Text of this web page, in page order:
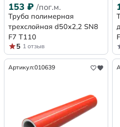
153 ₽ /пог.м.
Труба полимерная
трехслойная d50х2,2 SN8
F7 Т110
5 1 отзыв
Артикул:010639